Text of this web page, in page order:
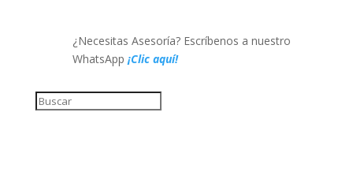
¿Necesitas Asesoría? Escríbenos a nuestro
WhatsApp ¡Clic aquí!